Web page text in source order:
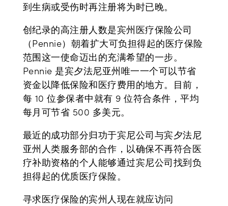
到生病或受伤时再注册将为时已晚。
创纪录的高注册人数是宾州医疗保险公司
（Pennie）朝着扩大可负担得起的医疗保险
范围这一使命迈出的充满希望的一步。
Pennie 是宾夕法尼亚州唯一一个可以节省
资金以降低保险和医疗费用的地方。目前，
每 10 位参保者中就有 9 位符合条件，平均
每月可节省 500 多美元。
最近的成功部分归功于宾尼公司与宾夕法尼
亚州人类服务部的合作，以确保不再符合医
疗补助资格的个人能够通过宾尼公司找到负
担得起的优质医疗保险。
寻求医疗保险的宾州人现在就应访问